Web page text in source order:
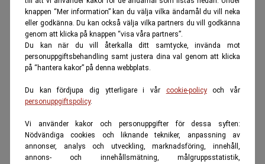
knappen “Mer information” kan du välja vilka ändamål du vill neka
eller godkänna. Du kan också välja vilka partners du vill godkänna
genom att klicka på knappen “visa våra partners”.
Du kan när du vill återkalla ditt samtycke, invända mot
personuppgiftsbehandling samt justera dina val genom att klicka
på “hantera kakor” på denna webbplats.
Du kan fördjupa dig ytterligare i vår cookie-policyoch vår
personuppgiftspolicy.
Vi använder kakor och personuppgifter för dessa syften:
Nödvändiga cookies och liknande tekniker, anpassning av
annonser, analys och utveckling, marknadsföring, innehåll,
annons- och innehållsmätning, målgruppsstatistik,